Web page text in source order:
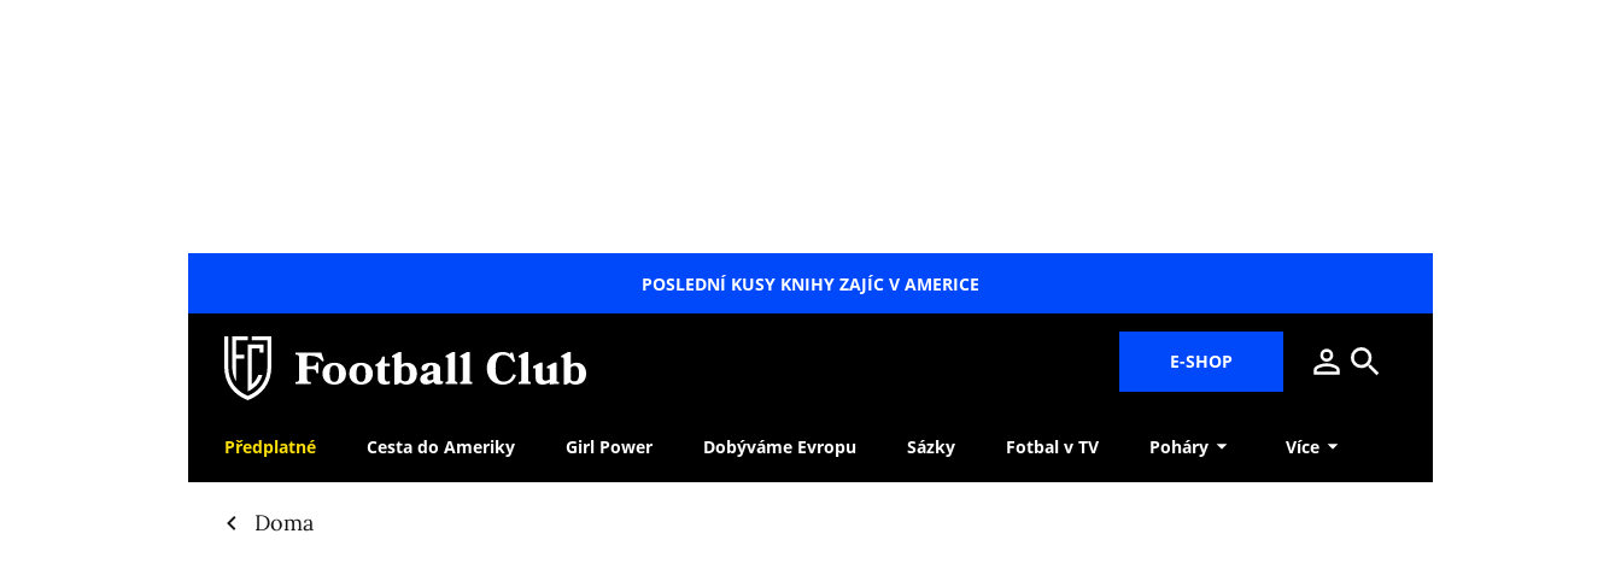
POSLEDNÍ KUSY KNIHY ZAJÍC V AMERICE
E-SHOP
Předplatné Cesta do Ameriky Girl Power Dobýváme Evropu Sázky Fotbal v TV Poháry Více
Doma